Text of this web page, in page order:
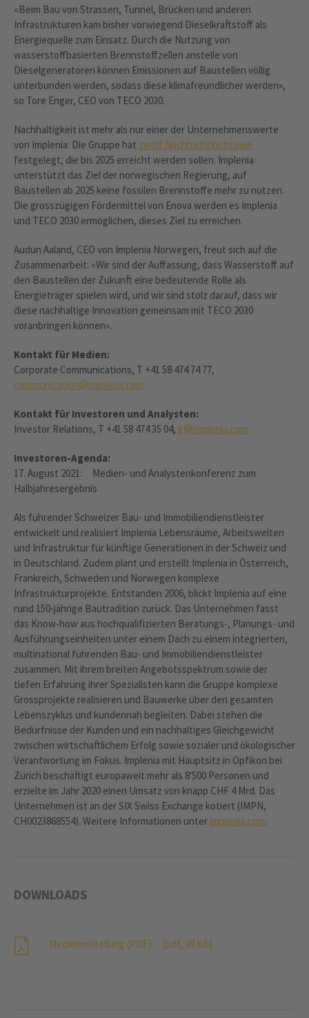
«Beim Bau von Strassen, Tunnel, Brücken und anderen
Infrastrukturen kam bisher vorwiegend Dieselkraftstoff als
Energiequelle zum Einsatz. Durch die Nutzung von
wasserstoffbasierten Brennstoffzellen anstelle von
Dieselgeneratoren können Emissionen auf Baustellen völlig
unterbunden werden, sodass diese klimafreundlicher werden»,
so Tore Enger, CEO von TECO 2030.
Nachhaltigkeit ist mehr als nur einer der Unternehmenswerte
von Implenia: Die Gruppe hat zwölf Nachhaltigkeitsziele
festgelegt, die bis 2025 erreicht werden sollen. Implenia
unterstützt das Ziel der norwegischen Regierung, auf
Baustellen ab 2025 keine fossilen Brennstoffe mehr zu nutzen.
Die grosszügigen Fördermittel von Enova werden es Implenia
und TECO 2030 ermöglichen, dieses Ziel zu erreichen.
Audun Aaland, CEO von Implenia Norwegen, freut sich auf die
Zusammenarbeit: «Wir sind der Auffassung, dass Wasserstoff auf
den Baustellen der Zukunft eine bedeutende Rolle als
Energieträger spielen wird, und wir sind stolz darauf, dass wir
diese nachhaltige Innovation gemeinsam mit TECO 2030
voranbringen können».
Kontakt für Medien:
Corporate Communications, T +41 58 474 74 77,
communication@implenia.com
Kontakt für Investoren und Analysten:
Investor Relations, T +41 58 474 35 04, ir@implenia.com
Investoren-Agenda:
17. August 2021: Medien- und Analystenkonferenz zum
Halbjahresergebnis
Als führender Schweizer Bau- und Immobiliendienstleister
entwickelt und realisiert Implenia Lebensräume, Arbeitswelten
und Infrastruktur für künftige Generationen in der Schweiz und
in Deutschland. Zudem plant und erstellt Implenia in Österreich,
Frankreich, Schweden und Norwegen komplexe
Infrastrukturprojekte. Entstanden 2006, blickt Implenia auf eine
rund 150-jährige Bautradition zurück. Das Unternehmen fasst
das Know-how aus hochqualifizierten Beratungs-, Planungs- und
Ausführungseinheiten unter einem Dach zu einem integrierten,
multinational führenden Bau- und Immobiliendienstleister
zusammen. Mit ihrem breiten Angebotsspektrum sowie der
tiefen Erfahrung ihrer Spezialisten kann die Gruppe komplexe
Grossprojekte realisieren und Bauwerke über den gesamten
Lebenszyklus und kundennah begleiten. Dabei stehen die
Bedürfnisse der Kunden und ein nachhaltiges Gleichgewicht
zwischen wirtschaftlichem Erfolg sowie sozialer und ökologischer
Verantwortung im Fokus. Implenia mit Hauptsitz in Opfikon bei
Zürich beschäftigt europaweit mehr als 8'500 Personen und
erzielte im Jahr 2020 einen Umsatz von knapp CHF 4 Mrd. Das
Unternehmen ist an der SIX Swiss Exchange kotiert (IMPN,
CH0023868554). Weitere Informationen unter implenia.com.
DOWNLOADS
Medienmitteilung (PDF) [pdf, 99 KB]